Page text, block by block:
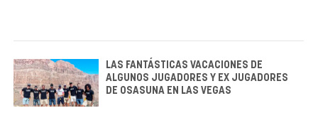
LAS FANTÁSTICAS VACACIONES DE
ALGUNOS JUGADORES Y EX JUGADORES
DE OSASUNA EN LAS VEGAS